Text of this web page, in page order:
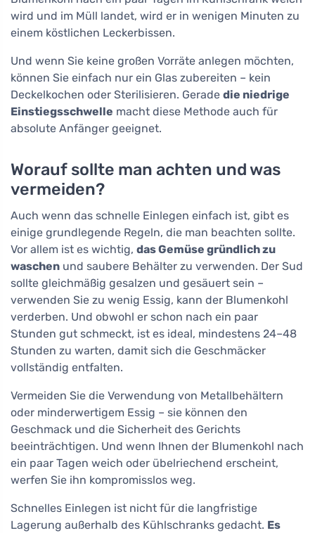
wird und im Müll landet, wird er in wenigen Minuten zu
einem köstlichen Leckerbissen.
Und wenn Sie keine großen Vorräte anlegen möchten,
können Sie einfach nur ein Glas zubereiten – kein
Deckelkochen oder Sterilisieren. Gerade die niedrige
Einstiegsschwelle macht diese Methode auch für
absolute Anfänger geeignet.
Worauf sollte man achten und was
vermeiden?
Auch wenn das schnelle Einlegen einfach ist, gibt es
einige grundlegende Regeln, die man beachten sollte.
Vor allem ist es wichtig, das Gemüse gründlich zu
waschen und saubere Behälter zu verwenden. Der Sud
sollte gleichmäßig gesalzen und gesäuert sein –
verwenden Sie zu wenig Essig, kann der Blumenkohl
verderben. Und obwohl er schon nach ein paar
Stunden gut schmeckt, ist es ideal, mindestens 24–48
Stunden zu warten, damit sich die Geschmäcker
vollständig entfalten.
Vermeiden Sie die Verwendung von Metallbehältern
oder minderwertigem Essig – sie können den
Geschmack und die Sicherheit des Gerichts
beeinträchtigen. Und wenn Ihnen der Blumenkohl nach
ein paar Tagen weich oder übelriechend erscheint,
werfen Sie ihn kompromisslos weg.
Schnelles Einlegen ist nicht für die langfristige
Lagerung außerhalb des Kühlschranks gedacht. Es